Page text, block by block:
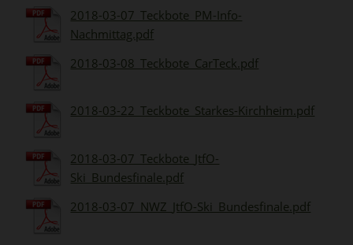
2018-03-07_Teckbote_PM-Info-
Nachmittag.pdf
2018-03-08_Teckbote_CarTeck.pdf
2018-03-22_Teckbote_Starkes-Kirchheim.pdf
2018-03-07_Teckbote_JtfO-
Ski_Bundesfinale.pdf
2018-03-07_NWZ_JtfO-Ski_Bundesfinale.pdf